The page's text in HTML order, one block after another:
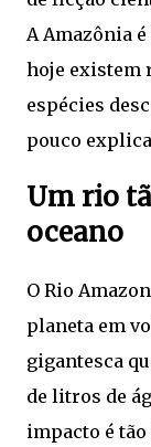
A Amazônia
hoje existem
espécies
pouco
Um rio
oceano
O Rio
planeta em
gigantesca
de litros de
impacto é